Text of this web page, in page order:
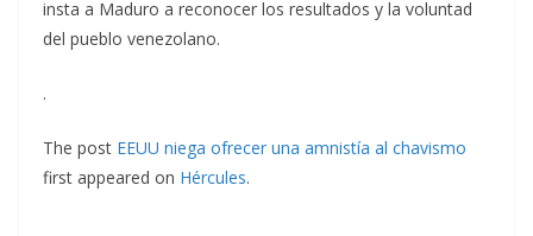
insta a Maduro a reconocer los resultados y la voluntad
del pueblo venezolano.
.
The post EEUU niega ofrecer una amnistía al chavismo
first appeared on Hércules.